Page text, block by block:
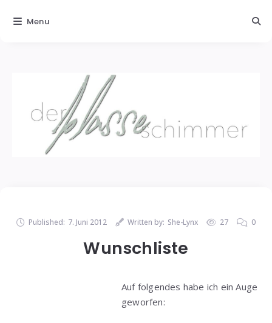
Published: 7. Juni 2012 Written by: She-Lynx 27 0
Wunschliste
Auf folgendes habe ich ein Auge
geworfen:
Menu